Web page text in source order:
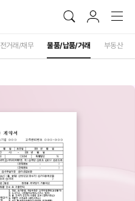
거래/채무 물품/납품/거래 부동산